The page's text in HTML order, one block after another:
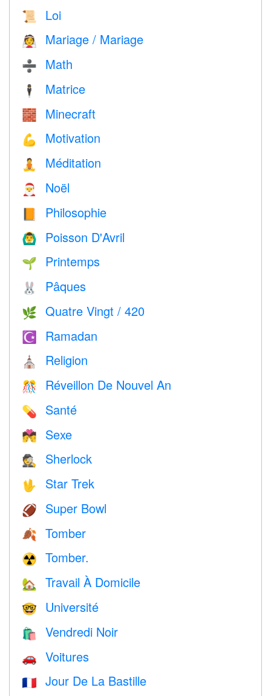
📜 Loi
👰 Mariage / Mariage
➗ Math
🕴️ Matrice
🧱 Minecraft
💪 Motivation
🧘 Méditation
🎅 Noël
📙 Philosophie
🙆‍♂️ Poisson D'Avril
🌱 Printemps
🐰 Pâques
🌿 Quatre Vingt / 420
☪️ Ramadan
⛪️ Religion
🎊 Réveillon De Nouvel An
💊 Santé
💏 Sexe
🕵️ Sherlock
🖖 Star Trek
🏈 Super Bowl
🍂 Tomber
☢️ Tomber.
🏡 Travail À Domicile
🤓 Université
🛍 Vendredi Noir
🚗 Voitures
🇫🇷 Jour De La Bastille